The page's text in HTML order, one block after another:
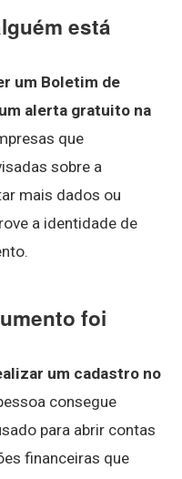
está
um Boletim de
alerta gratuito na
que
sobre a
mais dados ou
a identidade de
foi
um cadastro no
consegue
para abrir contas
financeiras que